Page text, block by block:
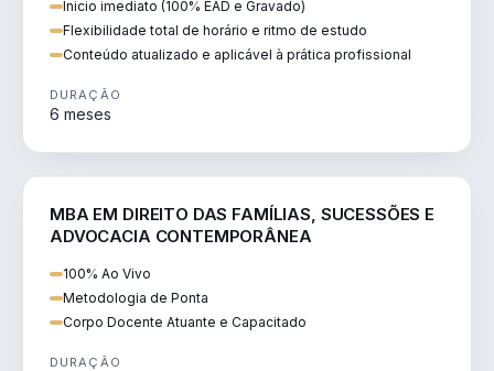
Inicio imediato (100% EAD e Gravado)
Flexibilidade total de horário e ritmo de estudo
Conteúdo atualizado e aplicável à prática profissional
DURAÇÃO
6 meses
MBA EM DIREITO DAS FAMÍLIAS, SUCESSÕES E
ADVOCACIA CONTEMPORÂNEA
100% Ao Vivo
Metodologia de Ponta
Corpo Docente Atuante e Capacitado
DURAÇÃO